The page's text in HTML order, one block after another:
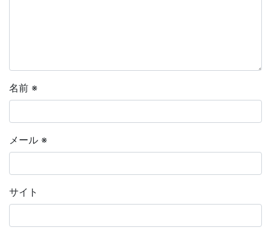
名前 ※
メール ※
サイト